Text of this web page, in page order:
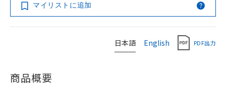
マイリストに追加
日本語 English PDF出力
商品概要